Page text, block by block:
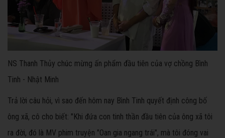
NS Thanh Thủy chúc mừng ấn phẩm đầu tiên của vợ chồng Bình
Tinh - Nhật Minh
Trả lời câu hỏi, vì sao đến hôm nay Bình Tinh quyết định công bố
ông xã, cô cho biết: "Khi đứa con tinh thần đầu tiên của ông xã tôi
ra đời, đó là MV phim truyện "Oan gia ngang trái", mà tôi đóng vai